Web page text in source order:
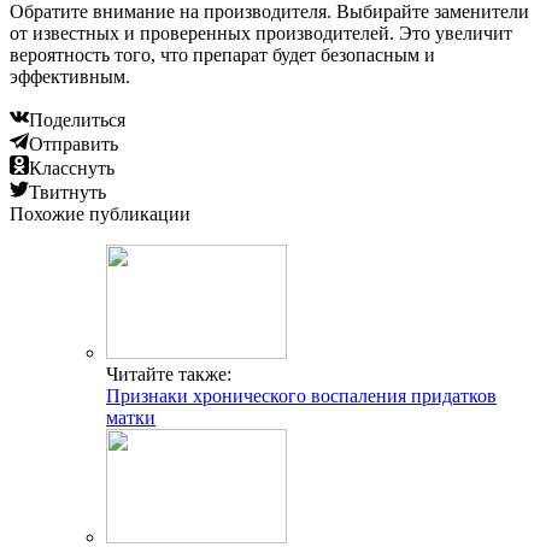
Обратите внимание на производителя. Выбирайте заменители
от известных и проверенных производителей. Это увеличит
вероятность того, что препарат будет безопасным и
эффективным.
Поделиться
Отправить
Класснуть
Твитнуть
Похожие публикации
Читайте также:
Признаки хронического воспаления придатков
матки